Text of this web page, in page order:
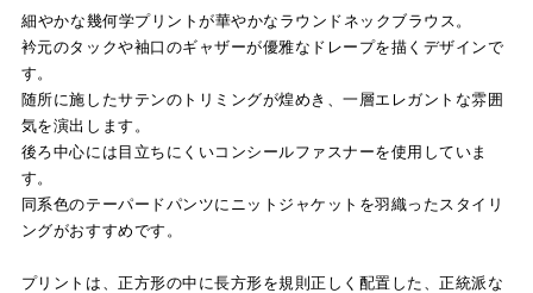
細やかな幾何学プリントが華やかなラウンドネックブラウス。
衿元のタックや袖口のギャザーが優雅なドレープを描くデザインで
す。
随所に施したサテンのトリミングが煌めき、一層エレガントな雰囲
気を演出します。
後ろ中心には目立ちにくいコンシールファスナーを使用していま
す。
同系色のテーパードパンツにニットジャケットを羽織ったスタイリ
ングがおすすめです。
プリントは、正方形の中に長方形を規則正しく配置した、正統派な